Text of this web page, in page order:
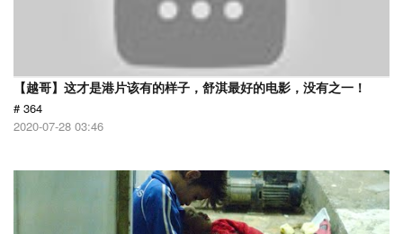
【越哥】这才是港片该有的样子，舒淇最好的电影，没有之一！
# 364
2020-07-28 03:46